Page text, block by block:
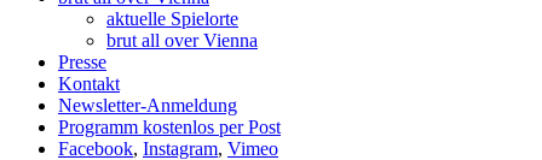
aktuelle Spielorte
brut all over Vienna
Presse
Kontakt
Newsletter-Anmeldung
Programm kostenlos per Post
Facebook, Instagram, Vimeo